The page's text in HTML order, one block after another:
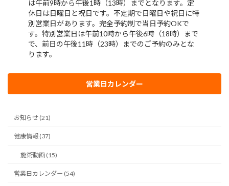
営業日カレンダー
お知らせ (21)
健康情報 (37)
施術動画 (15)
営業日カレンダー (54)